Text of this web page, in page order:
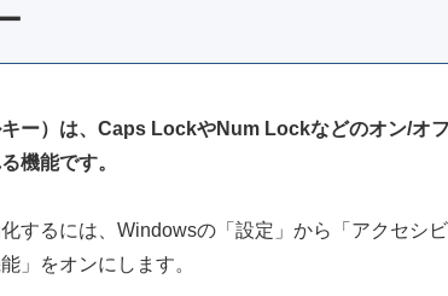
ー）は、Caps LockやNum Lockなどのオン/オ
機能です。
するには、Windowsの「設定」から「アクセシ
」をオンにします。